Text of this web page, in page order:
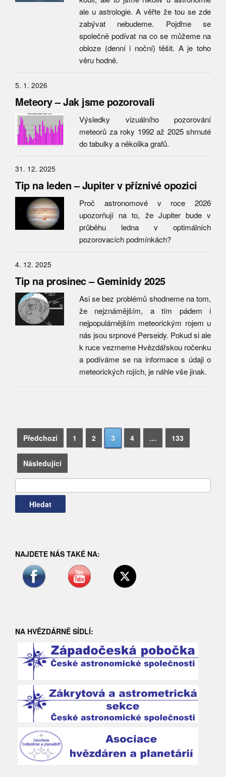
ale u astrologie. A věřte že tou se zde
zabývat nebudeme. Pojďme se
společně podívat na co se můžeme na
obloze (denní i noční) těšit. A je toho
věru hodně.
5. 1. 2026
Meteory – Jak jsme pozorovali
Výsledky vizuálního pozorování
meteorů za roky 1992 až 2025 shrnuté
do tabulky a několika grafů.
31. 12. 2025
Tip na leden – Jupiter v příznivé opozici
Proč astronomové v roce 2026
upozorňují na to, že Jupiter bude v
průběhu ledna v optimálních
pozorovacích podmínkách?
4. 12. 2025
Tip na prosinec – Geminidy 2025
Asi se bez problémů shodneme na tom,
že nejznámějším, a tím pádem i
nejpopulárnějším meteorickým rojem u
nás jsou srpnové Perseidy. Pokud si ale
k ruce vezmeme Hvězdářskou ročenku
a podíváme se na informace s údaji o
meteorických rojích, je náhle vše jinak.
Navigace
pro
příspěvky
Předchozí 1 2 3 4 … 133
Následující
Vyhledávání
NAJDETE NÁS TAKÉ NA:
NA HVĚZDÁRNĚ SÍDLÍ: